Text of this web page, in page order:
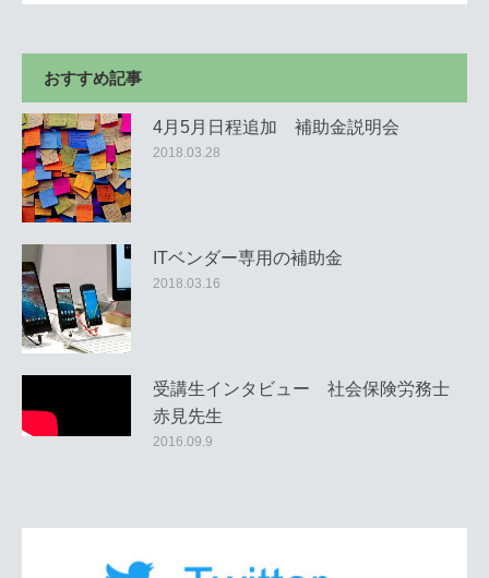
おすすめ記事
4月5月日程追加 補助金説明会
2018.03.28
ITベンダー専用の補助金
2018.03.16
受講生インタビュー 社会保険労務士
赤見先生
2016.09.9